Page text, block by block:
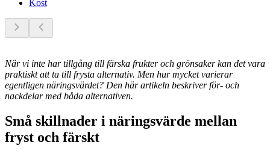
Kost
När vi inte har tillgång till färska frukter och grönsaker kan det vara
praktiskt att ta till frysta alternativ. Men hur mycket varierar
egentligen näringsvärdet? Den här artikeln beskriver för- och
nackdelar med båda alternativen.
Små skillnader i näringsvärde mellan
fryst och färskt